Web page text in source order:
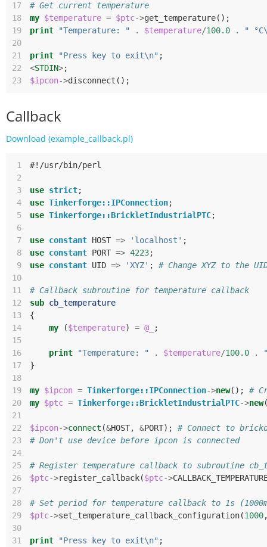
17
# Get current temperature
18
my $temperature = $ptc->get_temperature();
19
print "Temperature: " . $temperature/100.0 .
"
20
21
print "Press key to exit\n" ;
22
<STDIN>;
23
$ipcon->disconnect ();
Callback
Download (example_callback.pl)
1
#!/usr/bin/perl
2
3
use strict;
4
use Tinkerforge::IPConnection;
5
use Tinkerforge::BrickletIndustrialPTC;
6
7
use constant HOST => 'localhost' ;
8
use constant PORT => 4223;
9
use constant UID => 'XYZ' ;
# Change XYZ to the
10
11
# Callback subroutine for temperature callback
12
sub cb_temperature
13
{
14
my ($temperature) = @_
;
15
16
print "Temperature: " . $temperature/100.0 .
17
}
18
19
my $ipcon = Tinkerforge::IPConnection->new();
#
20
my $ptc = Tinkerforge::BrickletIndustrialPTC->new
21
22
$ipcon->connect (&HOST, &PORT);
# Connect to
23
# Don't use device before ipcon is connected
24
25
# Register temperature callback to subroutine
26
$ptc->register_callback($ptc->
27
28
# Set period for temperature callback to 1s
29
$ptc->set_temperature_callback_configuration(1000
30
31
print "Press key to exit\n" ;